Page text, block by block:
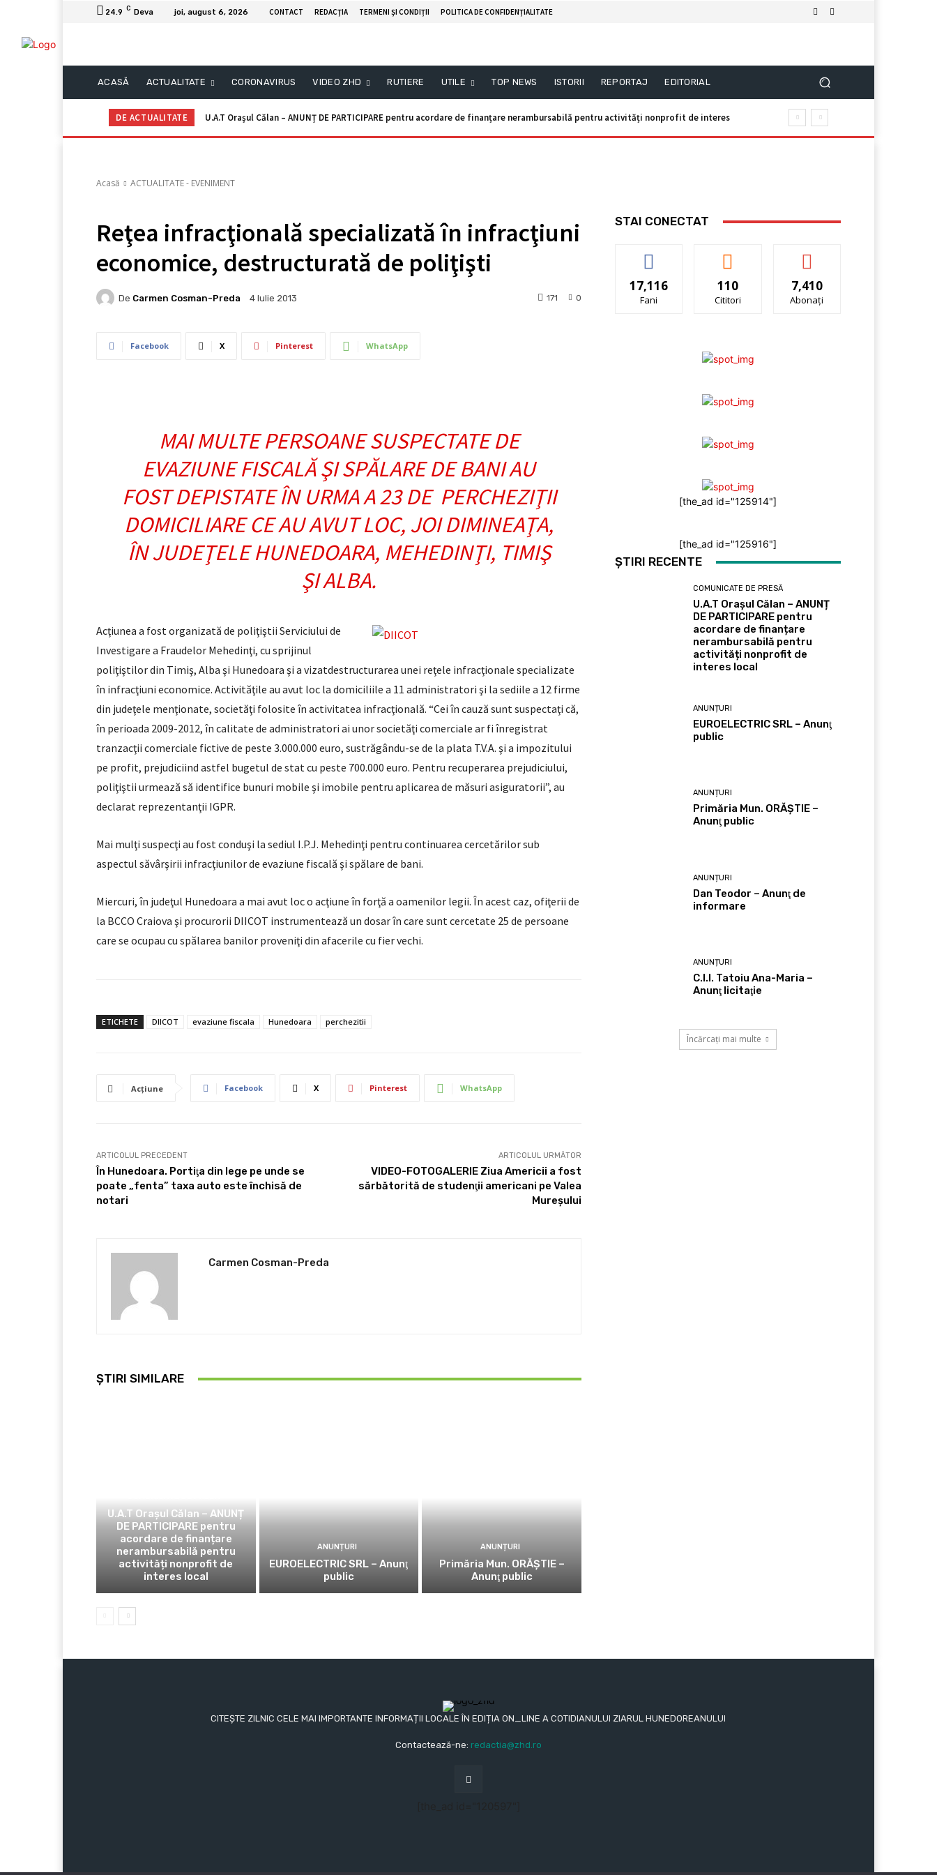
24.9 C Deva joi, august 6, 2026 CONTACT REDACŢIA TERMENI ȘI CONDIȚII POLITICA DE CONFIDENȚIALITATE
ACASĂ ACTUALITATE CORONAVIRUS VIDEO ZHD RUTIERE UTILE TOP NEWS ISTORII REPORTAJ EDITORIAL
DE ACTUALITATE
U.A.T Orașul Călan – ANUNȚ DE PARTICIPARE pentru acordare de finanțare nerambursabilă pentru activități nonprofit de interes
local
Acasă ACTUALITATE - EVENIMENT
Reţea infracţională specializată în infracţiuni
economice, destructurată de poliţişti
De Carmen Cosman-Preda 4 Iulie 2013 0
171
Facebook X Pinterest WhatsApp
MAI MULTE PERSOANE SUSPECTATE DE
EVAZIUNE FISCALĂ ŞI SPĂLARE DE BANI AU
FOST DEPISTATE ÎN URMA A 23 DE PERCHEZIŢII
DOMICILIARE CE AU AVUT LOC, JOI DIMINEAŢA,
ÎN JUDEŢELE HUNEDOARA, MEHEDINŢI, TIMIŞ
ŞI ALBA.
Acţiunea a fost organizată de poliţiştii Serviciului de
Investigare a Fraudelor Mehedinţi, cu sprijinul
poliţiştilor din Timiş, Alba şi Hunedoara şi a vizatdestructurarea unei reţele infracţionale specializate
în infracţiuni economice. Activităţile au avut loc la domiciliile a 11 administratori şi la sediile a 12 firme
din judeţele menţionate, societăţi folosite în activitatea infracţională. “Cei în cauză sunt suspectaţi că,
în perioada 2009-2012, în calitate de administratori ai unor societăţi comerciale ar fi înregistrat
tranzacţii comerciale fictive de peste 3.000.000 euro, sustrăgându-se de la plata T.V.A. şi a impozitului
pe profit, prejudiciind astfel bugetul de stat cu peste 700.000 euro. Pentru recuperarea prejudiciului,
poliţiştii urmează să identifice bunuri mobile şi imobile pentru aplicarea de măsuri asiguratorii”, au
declarat reprezentanţii IGPR.
Mai mulţi suspecţi au fost conduşi la sediul I.P.J. Mehedinţi pentru continuarea cercetărilor sub
aspectul săvârşirii infracţiunilor de evaziune fiscală şi spălare de bani.
Miercuri, în judeţul Hunedoara a mai avut loc o acţiune în forţă a oamenilor legii. În acest caz, ofiţerii de
la BCCO Craiova şi procurorii DIICOT instrumentează un dosar în care sunt cercetate 25 de persoane
care se ocupau cu spălarea banilor proveniţi din afacerile cu fier vechi.
ETICHETE DIICOT evaziune fiscala Hunedoara perchezitii
Acțiune Facebook X Pinterest WhatsApp
ARTICOLUL PRECEDENT
În Hunedoara. Portiţa din lege pe unde se
poate „fenta” taxa auto este închisă de
notari
ARTICOLUL URMĂTOR
VIDEO-FOTOGALERIE Ziua Americii a fost
sărbătorită de studenţii americani pe Valea
Mureşului
Carmen Cosman-Preda
ȘTIRI SIMILARE
U.A.T Orașul Călan – ANUNȚ
DE PARTICIPARE pentru
acordare de finanțare
nerambursabilă pentru
activități nonprofit de
interes local
ANUNȚURI
EUROELECTRIC SRL – Anunţ
public
ANUNȚURI
Primăria Mun. ORĂȘTIE –
Anunţ public
STAI CONECTAT
17,116
Fani
110
Cititori
7,410
Abonați
[the_ad id="125914"]
[the_ad id="125916"]
ȘTIRI RECENTE
COMUNICATE DE PRESĂ
U.A.T Orașul Călan – ANUNȚ
DE PARTICIPARE pentru
acordare de finanțare
nerambursabilă pentru
activități nonprofit de
interes local
ANUNȚURI
EUROELECTRIC SRL – Anunţ
public
ANUNȚURI
Primăria Mun. ORĂȘTIE –
Anunţ public
ANUNȚURI
Dan Teodor – Anunţ de
informare
ANUNȚURI
C.I.I. Tatoiu Ana-Maria –
Anunţ licitaţie
Încărcați mai multe
CITEȘTE ZILNIC CELE MAI IMPORTANTE INFORMAȚII LOCALE ÎN EDIȚIA ON_LINE A COTIDIANULUI ZIARUL HUNEDOREANULUI
Contactează-ne: redactia@zhd.ro